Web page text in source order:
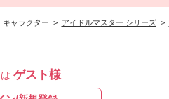
グッズ
ンデレラガールズ
ミリオンライブ！
ス ヴイアライヴ
ャラクター > アイドルマスター シリーズ>
ゲスト様